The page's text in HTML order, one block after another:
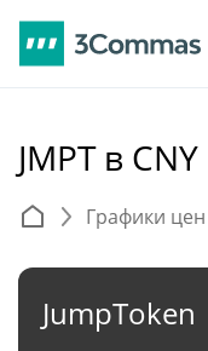
JMPT в CNY
Графики цен
JumpToken